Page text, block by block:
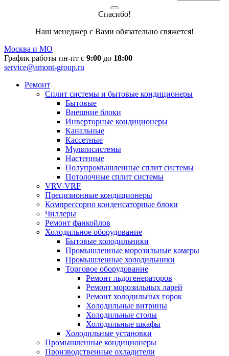
Спасибо!
Наш менеджер с Вами обязательно свяжется!
Москва и МО
График работы пн-пт с 9:00 до 18:00
service@amont-group.ru
Ремонт
Сплит системы и бытовые кондиционеры
Бытовые
Внешние блоки
Инверторные кондиционеры
Канальные
Кассетные
Мультисистемы
Настенные
Полупромышленные сплит системы
Потолочные сплит системы
VRV-VRF
Прецизионные кондиционеры
Компрессорно конденсаторные блоки
Чиллеры
Ремонт фанкойлов
Холодильное оборудование
Бытовые холодильники
Промышленные морозильные камеры
Промышленные холодильники
Торговое оборудование
Ремонт льдогенераторов
Ремонт морозильных ларей
Ремонт холодильных горок
Холодильные витрины
Холодильные столы
Холодильные шкафы
Холодильные установки
Промышленные кондиционеры
Производственные охладители